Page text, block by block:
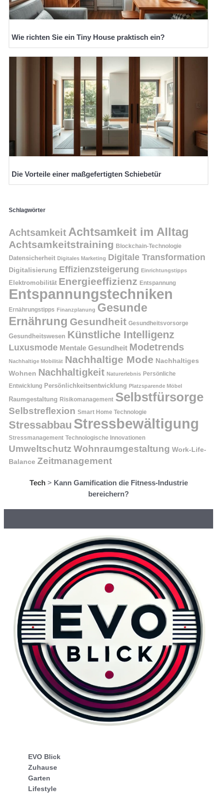
Wie richten Sie ein Tiny House praktisch ein?
Die Vorteile einer maßgefertigten Schiebetür
Schlagwörter
Achtsamkeit Achtsamkeit im Alltag
Achtsamkeitstraining Blockchain-Technologie
Datensicherheit Digitales Marketing Digitale Transformation
Digitalisierung Effizienzsteigerung Einrichtungstipps
Elektromobilität Energieeffizienz Entspannung
Entspannungstechniken
Ernährungstipps Finanzplanung Gesunde
Ernährung Gesundheit Gesundheitsvorsorge
Gesundheitswesen Künstliche Intelligenz
Luxusmode Mentale Gesundheit Modetrends
Nachhaltige Mobilität Nachhaltige Mode Nachhaltiges
Wohnen Nachhaltigkeit Naturerlebnis Persönliche
Entwicklung Persönlichkeitsentwicklung Platzsparende Möbel
Raumgestaltung Risikomanagement Selbstfürsorge
Selbstreflexion Smart Home Technologie
Stressabbau Stressbewältigung
Stressmanagement Technologische Innovationen
Umweltschutz Wohnraumgestaltung Work-Life-
Balance Zeitmanagement
Tech> Kann Gamification die Fitness-Industrie
bereichern?
EVO Blick
Zuhause
Garten
Lifestyle